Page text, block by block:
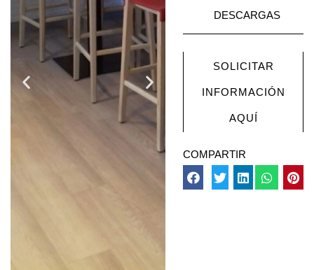
DESCARGAS
SOLICITAR
INFORMACIÓN
AQUÍ
COMPARTIR